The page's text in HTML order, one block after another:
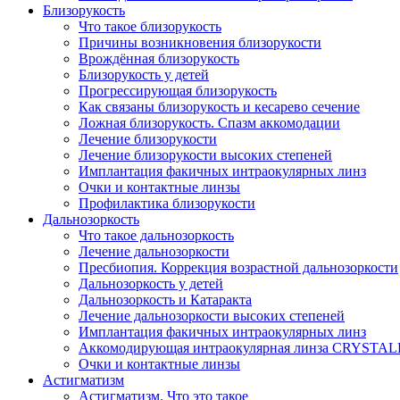
Близорукость
Что такое близорукость
Причины возникновения близорукости
Врождённая близорукость
Близорукость у детей
Прогрессирующая близорукость
Как связаны близорукость и кесарево сечение
Ложная близорукость. Спазм аккомодации
Лечение близорукости
Лечение близорукости высоких степеней
Имплантация факичных интраокулярных линз
Очки и контактные линзы
Профилактика близорукости
Дальнозоркость
Что такое дальнозоркость
Лечение дальнозоркости
Пресбиопия. Коррекция возрастной дальнозоркости
Дальнозоркость у детей
Дальнозоркость и Катаракта
Лечение дальнозоркости высоких степеней
Имплантация факичных интраокулярных линз
Аккомодирующая интраокулярная линза
Очки и контактные линзы
Астигматизм
Астигматизм. Что это такое